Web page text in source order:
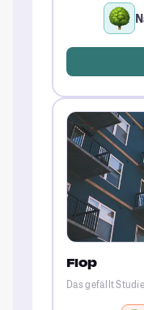
Flop
Das gefällt